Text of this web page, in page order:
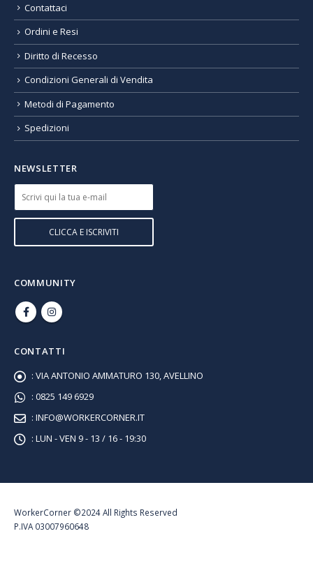
Contattaci
Ordini e Resi
Diritto di Recesso
Condizioni Generali di Vendita
Metodi di Pagamento
Spedizioni
NEWSLETTER
COMMUNITY
CONTATTI
: VIA ANTONIO AMMATURO 130, AVELLINO
: 0825 149 6929
: INFO@WORKERCORNER.IT
: LUN - VEN 9 - 13 / 16 - 19:30
WorkerCorner ©2024 All Rights Reserved
P.IVA 03007960648